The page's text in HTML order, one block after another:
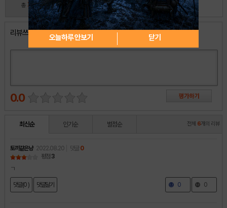
총 30 명 참여
리뷰쓰기
0.0
최신순 인기순 별점순 전체 6개의 리뷰
토끼같은냥 2022.08.20 댓글 0
평점 3
ㄱ
댓글(0 ) 댓글달기 0 0
오늘하루 안보기 닫기